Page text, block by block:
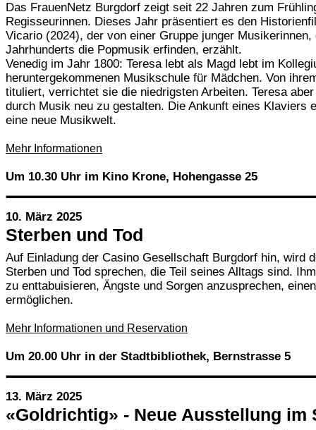
Das FrauenNetz Burgdorf zeigt seit 22 Jahren zum
Regisseurinnen. Dieses Jahr präsentiert es den
Vicario (2024), der von einer Gruppe junger
Jahrhunderts die Popmusik erfinden, erzählt.
Venedig im Jahr 1800: Teresa lebt als Magd lebt im
heruntergekommenen Musikschule für Mädchen. Von
tituliert, verrichtet sie die niedrigsten Arbeiten. Teresa
durch Musik neu zu gestalten. Die Ankunft eines Klaviers
eine neue Musikwelt.
Mehr Informationen
Um 10.30 Uhr im Kino Krone, Hohengasse 25
10. März 2025
Sterben und Tod
Auf Einladung der Casino Gesellschaft Burgdorf hin, wird
Sterben und Tod sprechen, die Teil seines Alltags sind.
zu enttabuisieren, Ängste und Sorgen anzusprechen,
ermöglichen.
Mehr Informationen und Reservation
Um 20.00 Uhr in der Stadtbibliothek, Bernstrasse 5
13. März 2025
«Goldrichtig» - Neue Ausstellung